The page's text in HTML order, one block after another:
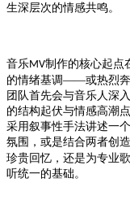
生深层次的情感共鸣。
音乐MV制作的核心起点
的情绪基调——或热烈奔
团队首先会与音乐人深
的结构起伏与情感高潮
采用叙事性手法讲述一
氛围，或是结合两者创
珍贵回忆，还是为专业
听统一的基础。